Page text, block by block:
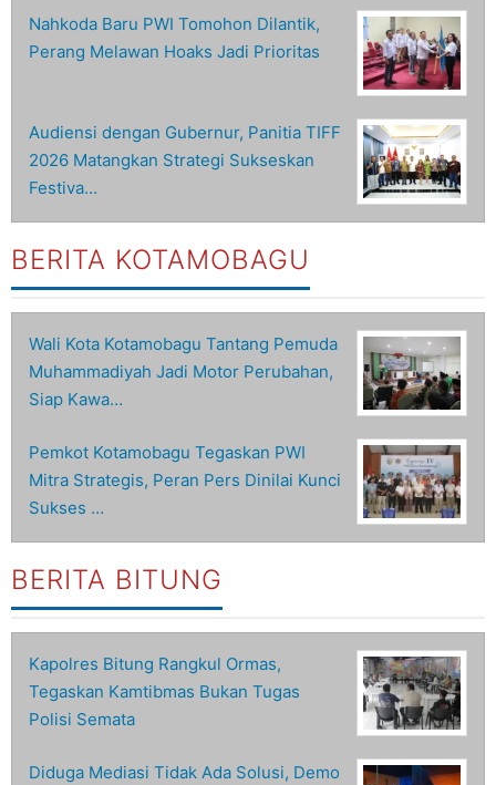
Nahkoda Baru PWI Tomohon Dilantik,
Perang Melawan Hoaks Jadi Prioritas
Audiensi dengan Gubernur, Panitia TIFF
2026 Matangkan Strategi Sukseskan
Festiva…
BERITA KOTAMOBAGU
Wali Kota Kotamobagu Tantang Pemuda
Muhammadiyah Jadi Motor Perubahan,
Siap Kawa…
Pemkot Kotamobagu Tegaskan PWI
Mitra Strategis, Peran Pers Dinilai Kunci
Sukses …
BERITA BITUNG
Kapolres Bitung Rangkul Ormas,
Tegaskan Kamtibmas Bukan Tugas
Polisi Semata
Diduga Mediasi Tidak Ada Solusi, Demo